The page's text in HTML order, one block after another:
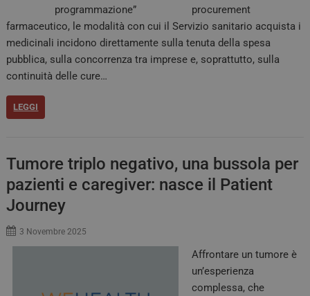
procurement
farmaceutico, le modalità con cui il Servizio sanitario acquista i
medicinali incidono direttamente sulla tenuta della spesa
pubblica, sulla concorrenza tra imprese e, soprattutto, sulla
continuità delle cure…
LEGGI
Tumore triplo negativo, una bussola per
pazienti e caregiver: nasce il Patient
Journey
3 Novembre 2025
Affrontare un tumore è
un’esperienza
complessa, che